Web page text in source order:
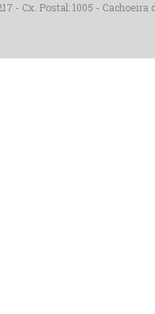
- Cx. Postal: 1005 - Cachoeira